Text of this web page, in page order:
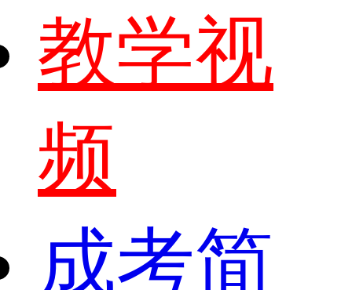
教学视
频
成考简